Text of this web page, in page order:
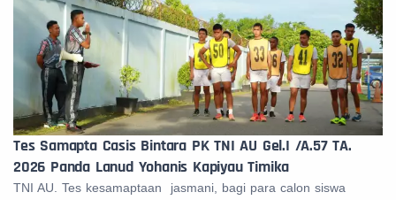
Tes Samapta Casis Bintara PK TNI AU Gel.I /A.57 TA.
2026 Panda Lanud Yohanis Kapiyau Timika
TNI AU. Tes kesamaptaan jasmani, bagi para calon siswa